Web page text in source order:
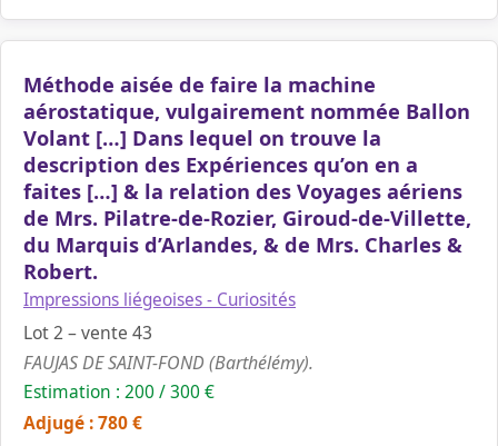
Méthode aisée de faire la machine
aérostatique, vulgairement nommée Ballon
Volant […] Dans lequel on trouve la
description des Expériences qu’on en a
faites […] & la relation des Voyages aériens
de Mrs. Pilatre-de-Rozier, Giroud-de-Villette,
du Marquis d’Arlandes, & de Mrs. Charles &
Robert.
Impressions liégeoises - Curiosités
Lot 2 – vente 43
FAUJAS DE SAINT-FOND (Barthélémy).
Estimation : 200 / 300 €
Adjugé : 780 €